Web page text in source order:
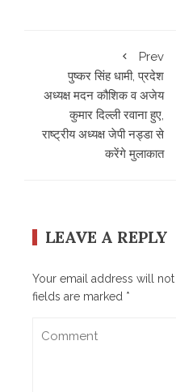
Prev
पुष्कर सिंह धामी, प्रदेश
अध्यक्ष मदन कौशिक व अजेय
कुमार दिल्ली रवाना हुए,
राष्‍ट्रीय अध्‍यक्ष जेपी नड्डा से
करेंगे मुलाकात
LEAVE A REPLY
Your email address will
fields are marked *